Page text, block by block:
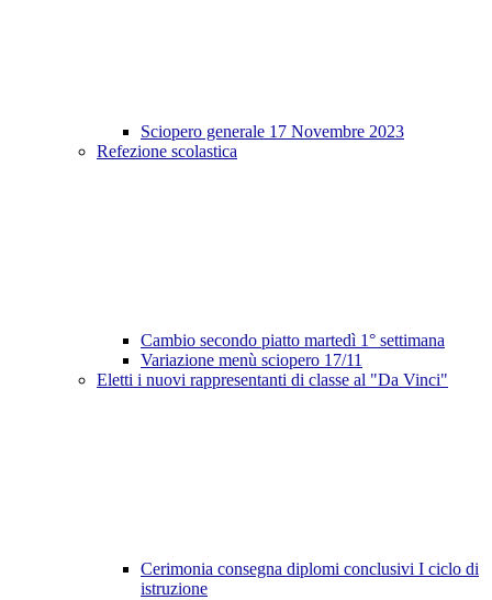
Sciopero generale 17 Novembre 2023
Refezione scolastica
Cambio secondo piatto martedì 1° settimana
Variazione menù sciopero 17/11
Eletti i nuovi rappresentanti di classe al "Da Vinci"
Cerimonia consegna diplomi conclusivi I ciclo di
istruzione